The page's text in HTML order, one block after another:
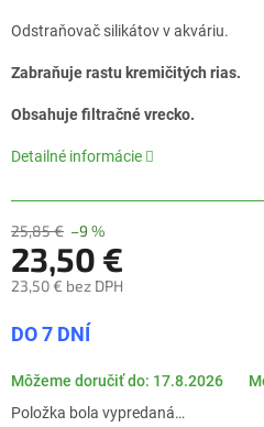
produktu
0,0
5
Odstraňovač silikátov v akváriu.
Zabraňuje rastu kremičitých rias.
Obsahuje filtračné vrecko.
Detailné informácie
25,85 € –9 %
23,50 €
23,50 € bez DPH
cena:
DO 7 DNÍ
Môžeme doručiť do: 17.8.2026
Položka bola vypredaná…